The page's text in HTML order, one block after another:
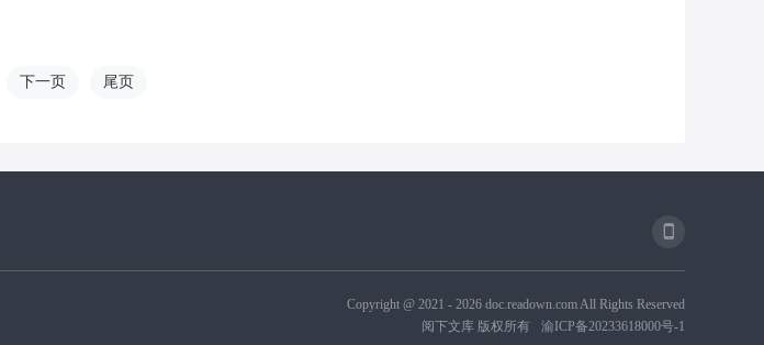
下一页 尾页
Copyright @ 2021 - 2026 doc.readown.com All Rights Reserved
阅下文库 版权所有
渝ICP备20233618000号-1